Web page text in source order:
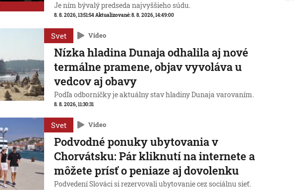
Je ním bývalý predseda najvyššieho súdu.
8. 8. 2026, 13:51:54Aktualizované:8. 8. 2026, 14:49:00
Svet Video
Nízka hladina Dunaja odhalila aj nové
termálne pramene, objav vyvoláva u
vedcov aj obavy
Podľa odborníčky je aktuálny stav hladiny Dunaja varovaním.
8. 8. 2026, 11:30:31
Svet Video
Podvodné ponuky ubytovania v
Chorvátsku: Pár kliknutí na internete a
môžete prísť o peniaze aj dovolenku
Podvedení Slováci si rezervovali ubytovanie cez sociálnu sieť.